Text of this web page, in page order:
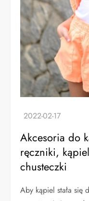
Akcesoria do
ręczniki,
chusteczki
Aby kąpiel stała się